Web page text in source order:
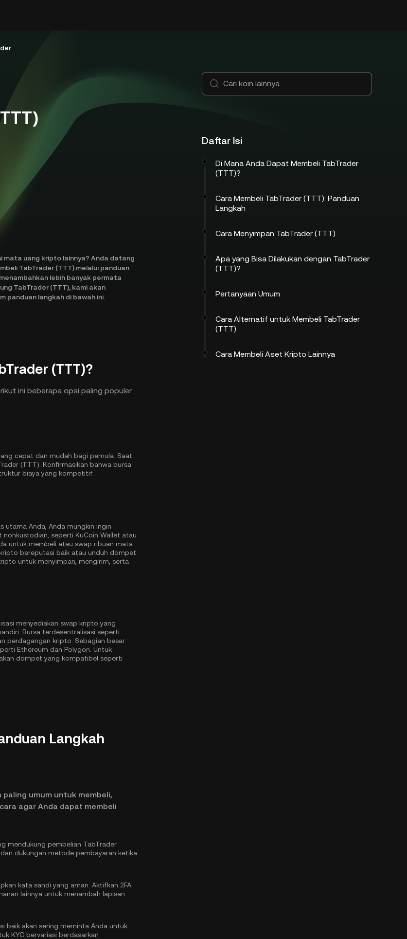
mata uang kripto lainnya? Anda datang
TabTrader (TTT) melalui panduan
lebih banyak permata
TabTrader (TTT), kami akan
panduan langkah di bawah ini.
(TTT)?
ini beberapa opsi paling populer
cepat dan mudah bagi pemula. Saat
(TTT). Konfirmasikan bahwa bursa
biaya yang kompetitif.
utama Anda, Anda mungkin ingin
nonkustodian, seperti KuCoin Wallet atau
untuk membeli atau swap ribuan mata
bereputasi baik atau unduh dompet
untuk menyimpan, mengirim, serta
menyediakan swap kripto yang
Bursa terdesentralisasi seperti
perdagangan kripto. Sebagian besar
Ethereum dan Polygon . Untuk
dompet yang kompatibel seperti
Langkah
umum untuk membeli,
agar Anda dapat membeli
mendukung pembelian TabTrader
dukungan metode pembayaran ketika
kata sandi yang aman. Aktifkan 2FA
lainnya untuk menambah lapisan
baik akan sering meminta Anda untuk
KYC bervariasi berdasarkan
Daftar Isi
Di Mana Anda Dapat Membeli TabTrader
(TTT)?
Cara Membeli TabTrader (TTT): Panduan
Langkah
Cara Menyimpan TabTrader (TTT)
Apa yang Bisa Dilakukan dengan TabTrader
(TTT)?
Pertanyaan Umum
Cara Alternatif untuk Membeli TabTrader
(TTT)
Cara Membeli Aset Kripto Lainnya